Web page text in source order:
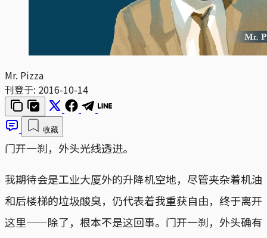
Mr. Pizza
刊登于: 2016-10-14
收藏
门开一刹，外头光线透进。
我期待会是工业大厦外的升降机空地，尽管夹杂着机油
和后楼梯的垃圾酸臭，仍代表着我重获自由，终于离开
这里——除了，根本不是这回事。门开一刹，外头确有